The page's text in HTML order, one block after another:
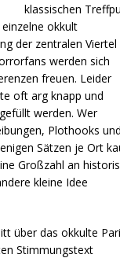
klassischen
okkult
der zentralen
werden sich
freuen. Leider
oft arg knapp und
werden. Wer
Plothooks
Sätzen je Ort
Großzahl an
kleine Idee
über das okkulte
Stimmungstext